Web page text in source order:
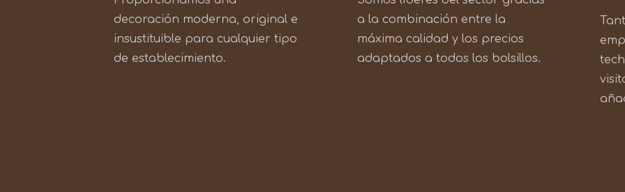
decoración moderna, original e
insustituible para cualquier tipo
de establecimiento.
a la combinación entre la
máxima calidad y los precios
adaptados a todos los bolsillos.